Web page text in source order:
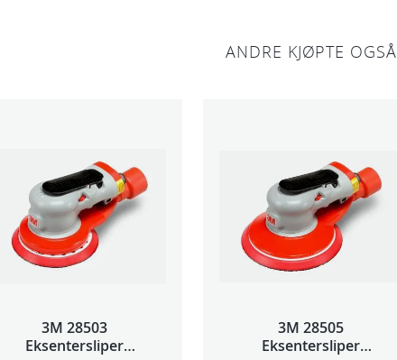
ANDRE KJØPTE OGSÅ
3M 28503
Eksentersliper
3M 28505
Eksentersliper